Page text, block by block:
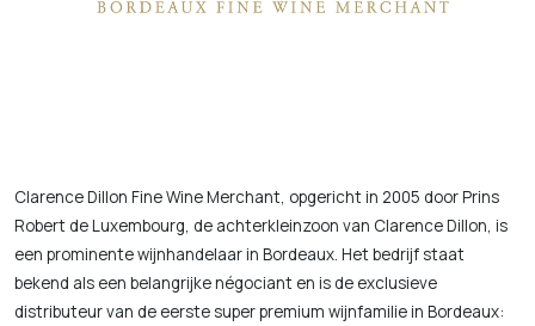
Clarence Dillon Fine Wine Merchant, opgericht in 2005 door Prins
Robert de Luxembourg, de achterkleinzoon van Clarence Dillon, is
een prominente wijnhandelaar in Bordeaux. Het bedrijf staat
bekend als een belangrijke négociant en is de exclusieve
distributeur van de eerste super premium wijnfamilie in Bordeaux: